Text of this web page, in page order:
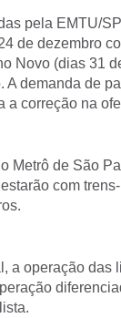
pela EMTU/
de dezembro
Novo (dias 31
demanda de
a correção na
de São
com
a operação das